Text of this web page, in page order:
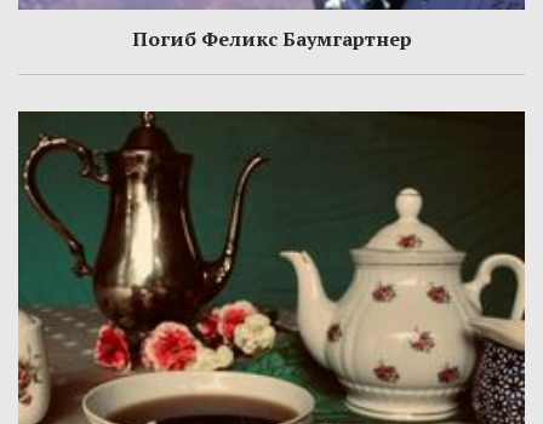
Погиб Феликс Баумгартнер